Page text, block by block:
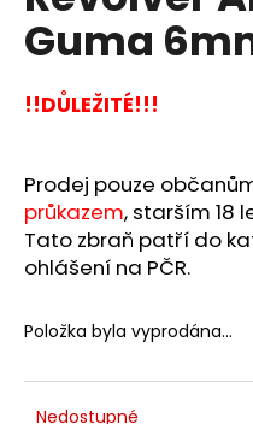
0,0
z
hvězdiček.
Guma
!!DŮLEŽITÉ!!!
Prodej pouze
průkazem, starším 18
Tato zbraň patří do
ohlášení na PČR.
Položka byla vyprodána…
Nedostupné
a
j
í
t
D
o